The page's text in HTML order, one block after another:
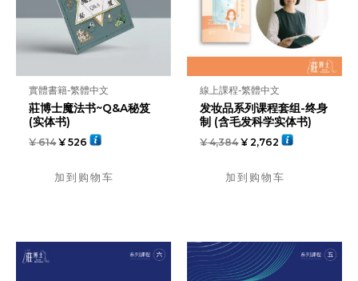
實體書籍-繁體中文
莊博士魔法书~Q&A秘笈
(实体书)
¥614 ¥ 526
加到购物车
線上課程-繁體中文
发妆品系列课程套组-终身
制 (含毛发科学实体书)
¥4,384 ¥ 2,762
加到购物车